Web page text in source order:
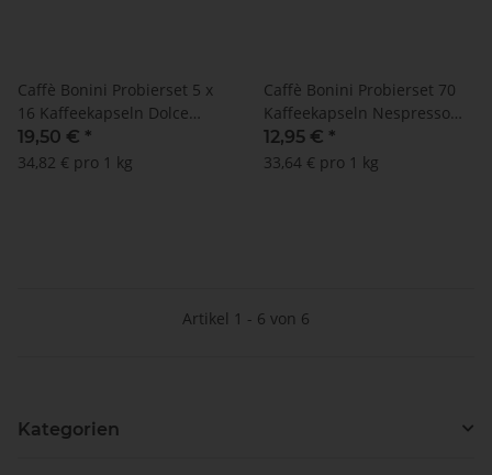
Caffè Bonini Probierset 5 x
16 Kaffeekapseln Dolce
Gusto ®*
19,50 € *
34,82 € pro 1 kg
Caffè Bonini Probierset 70
Kaffeekapseln Nespresso
®* Mix - Intenso, Seta, Forte,
Lungo
12,95 € *
33,64 € pro 1 kg
Artikel 1 - 6 von 6
Kategorien